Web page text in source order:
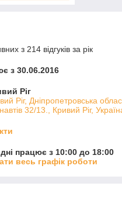
з 214 відгуків за рік
з 30.06.2016
Ріг
Ріг, Дніпропетровська
32/13., Кривий Ріг,
працює з 10:00 до 18:00
весь графік роботи